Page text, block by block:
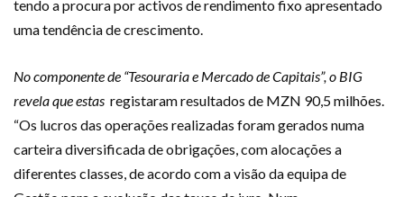
tendo a procura por activos de rendimento fixo apresentado
uma tendência de crescimento.
No componente de “Tesouraria e Mercado de Capitais”, o BIG
revela que estas registaram resultados de MZN 90,5 milhões.
“Os lucros das operações realizadas foram gerados numa
carteira diversificada de obrigações, com alocações a
diferentes classes, de acordo com a visão da equipa de